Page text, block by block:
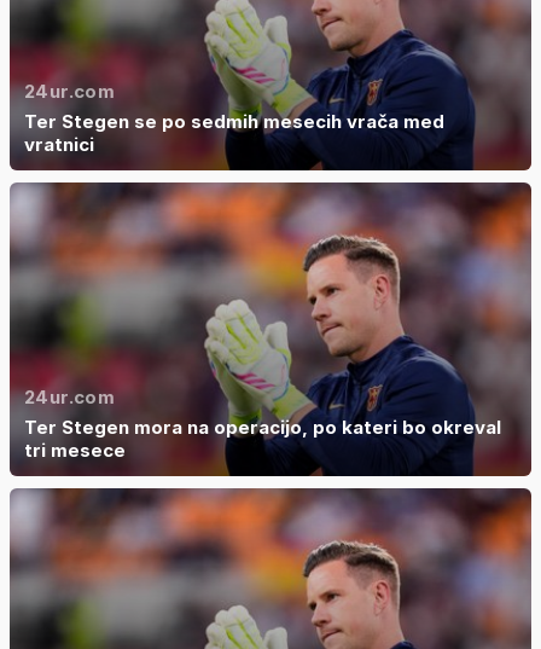
24ur.com
Ter Stegen se po sedmih mesecih vrača med
vratnici
24ur.com
Ter Stegen mora na operacijo, po kateri bo okreval
tri mesece